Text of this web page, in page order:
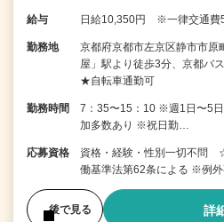
給与 日給10,350円 ※一律交通費
勤務地
京都府京都市左京区静市市
屋」駅より徒歩3分、京都バ
★自転車通勤可
勤務時間
7：35〜15：10 ※週1日〜5
加多数あり ※祝日勤…
応募資格
資格・経験・性別一切不
働基準法第62条による ※例外
後で見る 詳